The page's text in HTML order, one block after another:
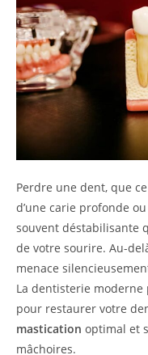
Perdre une dent, que
d’une carie profonde
souvent déstabilisante
de votre sourire. Au-
menace
La dentisterie
pour restaurer votre
mastication optimal et
mâchoires.